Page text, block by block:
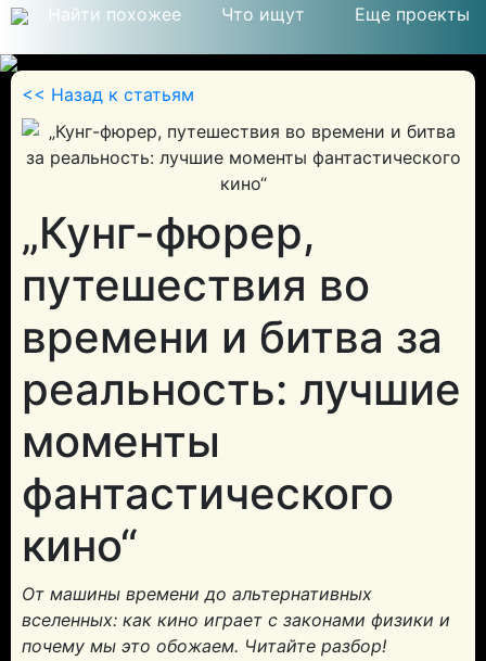
Найти похожее Что ищут Еще проекты
© 2026
<< Назад к статьям
„Кунг-фюрер,
путешествия во
времени и битва за
реальность: лучшие
моменты
фантастического
кино“
От машины времени до альтернативных
вселенных: как кино играет с законами физики и
почему мы это обожаем. Читайте разбор!